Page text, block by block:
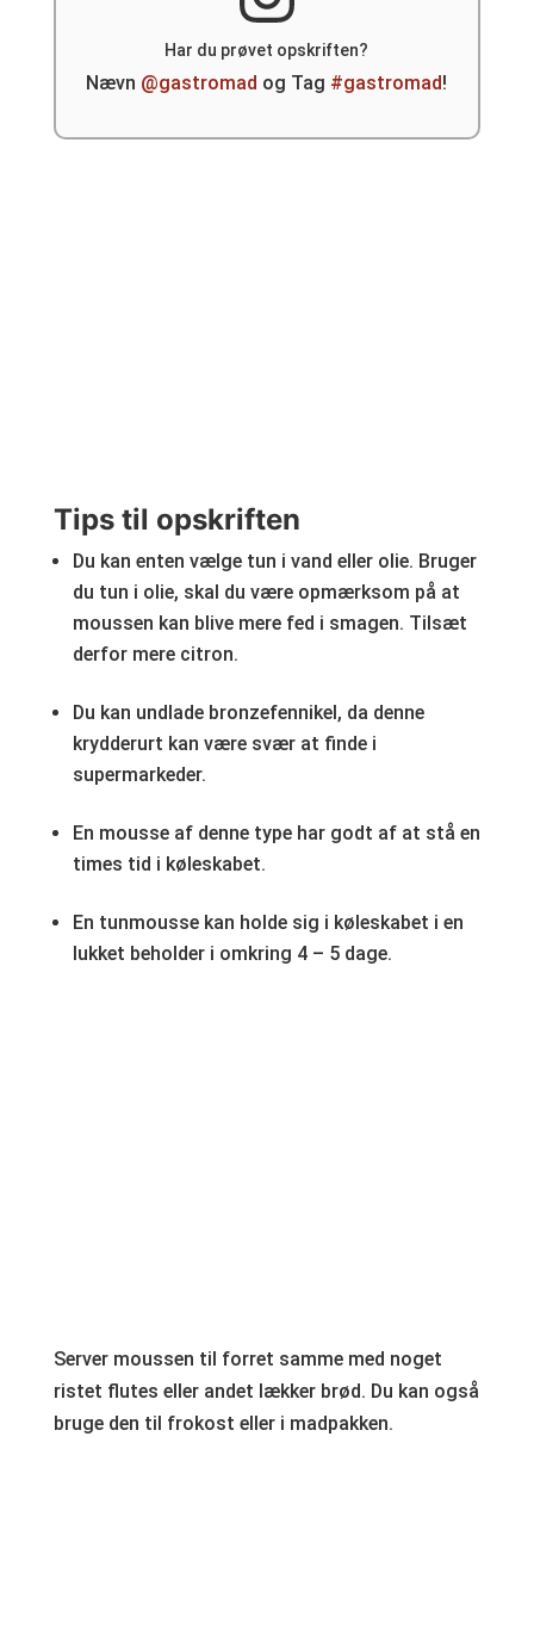
Har du prøvet opskriften?
Nævn @gastromad og Tag #gastromad!
Tips til opskriften
Du kan enten vælge tun i vand eller olie. Bruger
du tun i olie, skal du være opmærksom på at
moussen kan blive mere fed i smagen. Tilsæt
derfor mere citron.
Du kan undlade bronzefennikel, da denne
krydderurt kan være svær at finde i
supermarkeder.
En mousse af denne type har godt af at stå en
times tid i køleskabet.
En tunmousse kan holde sig i køleskabet i en
lukket beholder i omkring 4 – 5 dage.
Server moussen til forret samme med noget
ristet flutes eller andet lækker brød. Du kan også
bruge den til frokost eller i madpakken.